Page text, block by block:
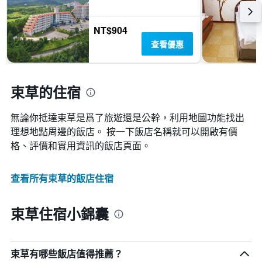
NT$904
查看優惠
束草的住宿
無論你抵達束草​是爲了旅遊還是公幹，利用地圖功能找出
理想地點周邊的飯店。 按一下飯店名稱就可以開啟有價
格、評價和實用資訊的飯店頁面。
查看所有束草​的飯店住宿
束草住宿小錦囊
束草有哪些飯店值得推薦？